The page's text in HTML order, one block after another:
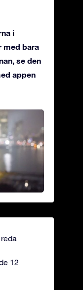
i
med bara
se den
appen
reda
12